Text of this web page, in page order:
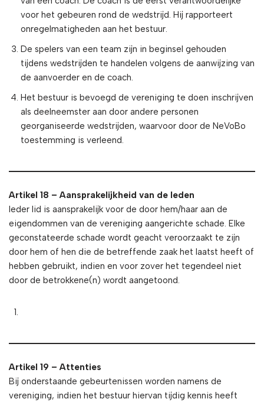
voor het gebeuren rond de wedstrijd. Hij rapporteert
onregelmatigheden aan het bestuur.
De spelers van een team zijn in beginsel gehouden
tijdens wedstrijden te handelen volgens de aanwijzing van
de aanvoerder en de coach.
Het bestuur is bevoegd de vereniging te doen inschrijven
als deelneemster aan door andere personen
georganiseerde wedstrijden, waarvoor door de NeVoBo
toestemming is verleend.
Artikel 18 – Aansprakelijkheid van de leden
Ieder lid is aansprakelijk voor de door hem/haar aan de
eigendommen van de vereniging aangerichte schade. Elke
geconstateerde schade wordt geacht veroorzaakt te zijn
door hem of hen die de betreffende zaak het laatst heeft of
hebben gebruikt, indien en voor zover het tegendeel niet
door de betrokkene(n) wordt aangetoond.
Artikel 19 – Attenties
Bij onderstaande gebeurtenissen worden namens de
vereniging, indien het bestuur hiervan tijdig kennis heeft